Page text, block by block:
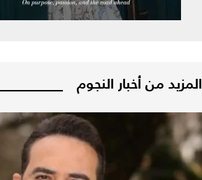
المزيد من أخبار النجوم